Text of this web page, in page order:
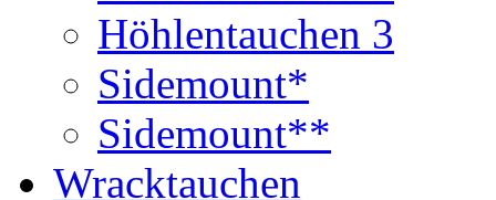
Höhlentauchen 3
Sidemount*
Sidemount**
Wracktauchen